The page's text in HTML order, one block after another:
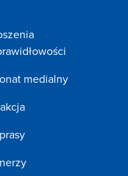
medialny